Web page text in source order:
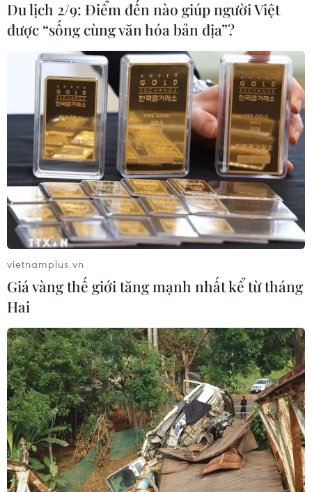
Tạo khổi bằng eyeliner màu trắng, bạn đã
thử mẹo trang điểm này chưa?
01/02/2022 06:00
Thủ thuật tạo khối bằng chì kẻ mắt màu trắng cũng là
một cách hay để làm nổi bật các đường nét trên khuôn
mặt, đồng thời khá tiết kiệm bởi bạn không cần phải
đầu tư thêm vào các hộp phấn bắt sáng.
Du lịch 2/9: Điểm đến nào giúp người Việt
được “sống cùng văn hóa bản địa”?
vietnamplus.vn
Giá vàng thế giới tăng mạnh nhất kể từ tháng
Hai